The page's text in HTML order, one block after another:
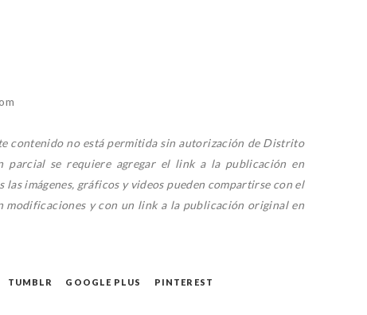
contenido no está permitida sin autorización de Distrito
parcial se requiere agregar el link a la publicación en
imágenes, gráficos y videos pueden compartirse con el
modificaciones y con un link a la publicación original en
TUMBLR GOOGLE PLUS PINTEREST